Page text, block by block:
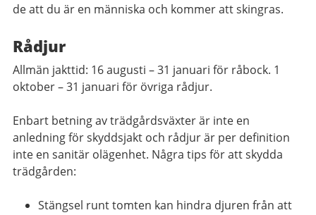
de att du är en människa och kommer att skingras.
Rådjur
Allmän jakttid: 16 augusti – 31 januari för råbock. 1
oktober – 31 januari för övriga rådjur.
Enbart betning av trädgårdsväxter är inte en
anledning för skyddsjakt och rådjur är per definition
inte en sanitär olägenhet. Några tips för att skydda
trädgården:
Stängsel runt tomten kan hindra djuren från att